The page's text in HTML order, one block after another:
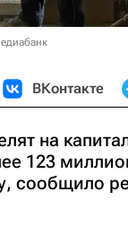
ВКонтакте
на
123
сообщило